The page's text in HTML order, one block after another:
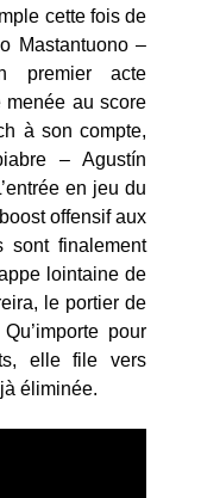
cette fois de
Mastantuono –
acte
menée au score
à son compte,
– Agustín
en jeu du
offensif aux
sont finalement
lointaine de
le portier de
pour
elle file vers
éliminée.